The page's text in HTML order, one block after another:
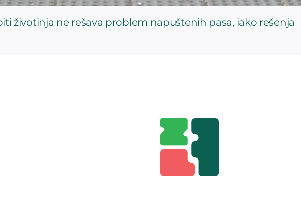
životinja ne rešava problem napuštenih pasa, iako rešenja